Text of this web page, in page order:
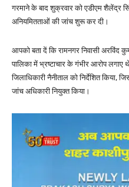
गरमाने के बाद शुक्रवार को एडीएम शैलेंद्र
अनियमितताओं की जांच शुरू कर दी।
आपको बता दें कि रामनगर निवासी अरविंद
पालिका में भ्रष्टाचार के गंभीर आरोप लगाए
जिलाधिकारी नैनीताल को निर्देशित किया,
जांच अधिकारी नियुक्त किया।